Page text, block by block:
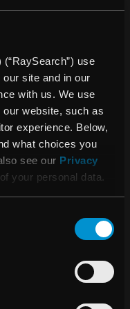
use
site and in our
with us. We use
website, such as
experience. Below,
what choices you
see our Privacy
your personal data.
EFTER
- Karmanos Cancer
lade en order på
i